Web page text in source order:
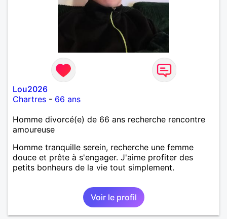
Lou2026
Chartres - 66 ans
Homme divorcé(e) de 66 ans recherche rencontre
amoureuse
Homme tranquille serein, recherche une femme
douce et prête à s'engager. J'aime profiter des
petits bonheurs de la vie tout simplement.
Voir le profil